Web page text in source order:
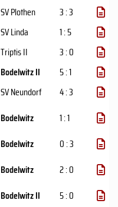
SV Plothen
3 : 3
SV Linda
1 : 5
Triptis II
3 : 0
Bodelwitz II
5 : 1
SV Neundorf
4 : 3
Bodelwitz
1 : 1
Bodelwitz
0 : 3
Bodelwitz
2 : 0
Bodelwitz II
5 : 0